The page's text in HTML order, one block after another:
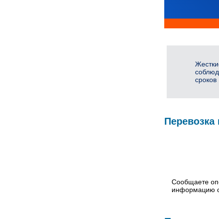
сроков
Перевозка
Сообщаете
информацию